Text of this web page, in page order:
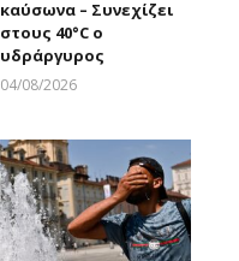
καύσωνα – Συνεχίζει
στους 40°C ο
υδράργυρος
04/08/2026